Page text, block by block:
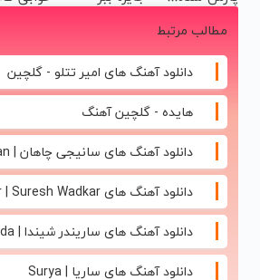
ماشینتو اینجا
به راحتی
بفروش
مطالب مرتبط
دانلود آهنگ های امیر تتلو - گلچین
هایده - گلچین آهنگ
دانلود آهنگ های ساریندر شیندا | Surinder Shinda
دانلود آهنگ های ساریا | Surya